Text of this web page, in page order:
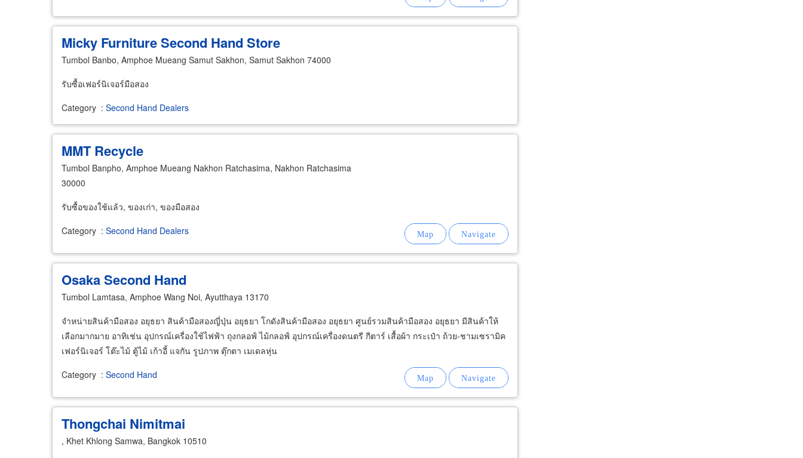
Micky Furniture Second Hand Store
Tumbol Banbo, Amphoe Mueang Samut Sakhon, Samut Sakhon 74000
รับซื้อเฟอร์นิเจอร์มือสอง
Category : Second Hand Dealers
MMT Recycle
Tumbol Banpho, Amphoe Mueang Nakhon Ratchasima, Nakhon Ratchasima
30000
รับซื้อของใช้แล้ว, ของเก่า, ของมือสอง
Category : Second Hand Dealers
Osaka Second Hand
Tumbol Lamtasa, Amphoe Wang Noi, Ayutthaya 13170
จำหน่ายสินค้ามือสอง อยุธยา สินค้ามือสองญี่ปุ่น อยุธยา โกดังสินค้ามือสอง อยุธยา ศูนย์รวมสินค้ามือสอง อยุธยา มีสินค้าให้
เลือกมากมาย อาทิเช่น อุปกรณ์เครื่องใช้ไฟฟ้า ถุงกลอฟ์ ไม้กลอฟ์ อุปกรณ์เครื่องดนตรี กีตาร์ เสื้อผ้า กระเป๋า ถ้วย-ชามเซรามิค
เฟอร์นิเจอร์ โต๊ะไม้ ตู้ไม้ เก้าอี้ แจกัน รูปภาพ ตุ๊กตา เมเดลหุ่น
Category : Second Hand
Thongchai Nimitmai
, Khet Khlong Samwa, Bangkok 10510